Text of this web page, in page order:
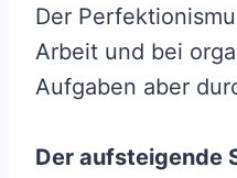
Der
Arbeit und bei
Aufgaben aber
Der aufsteigende